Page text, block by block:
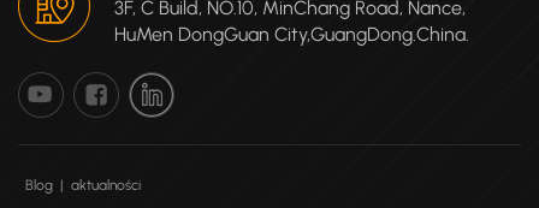
3F, C Build, NO.10, MinChang Road, Nance,
HuMen DongGuan City,GuangDong.China.
Blog | aktualności